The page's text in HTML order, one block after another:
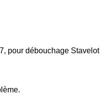
pour débouchage Stavelot